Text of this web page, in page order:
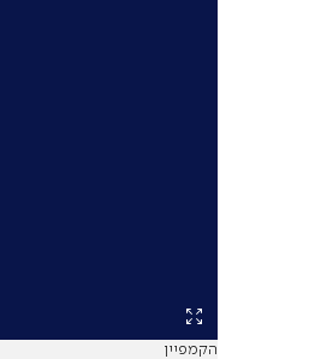
הקמפיין